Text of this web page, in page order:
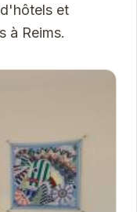
et
à Reims.